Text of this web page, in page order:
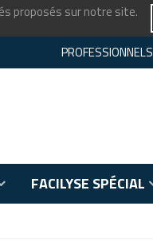
proposés sur notre site.
PROFESSIONNELS
FACILYSE SPÉCIAL